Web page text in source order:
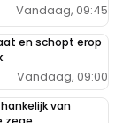
Vandaag, 09:45
en schopt erop
Vandaag, 09:00
van